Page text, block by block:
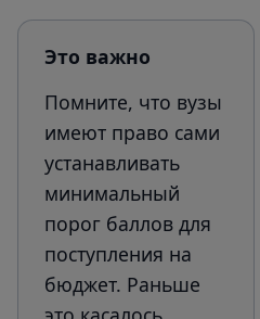
Это важно
Помните, что вузы
имеют право сами
устанавливать
минимальный
порог баллов для
поступления на
бюджет. Раньше